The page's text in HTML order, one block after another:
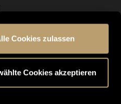
Cookies zulassen
Cookies akzeptieren
Guide